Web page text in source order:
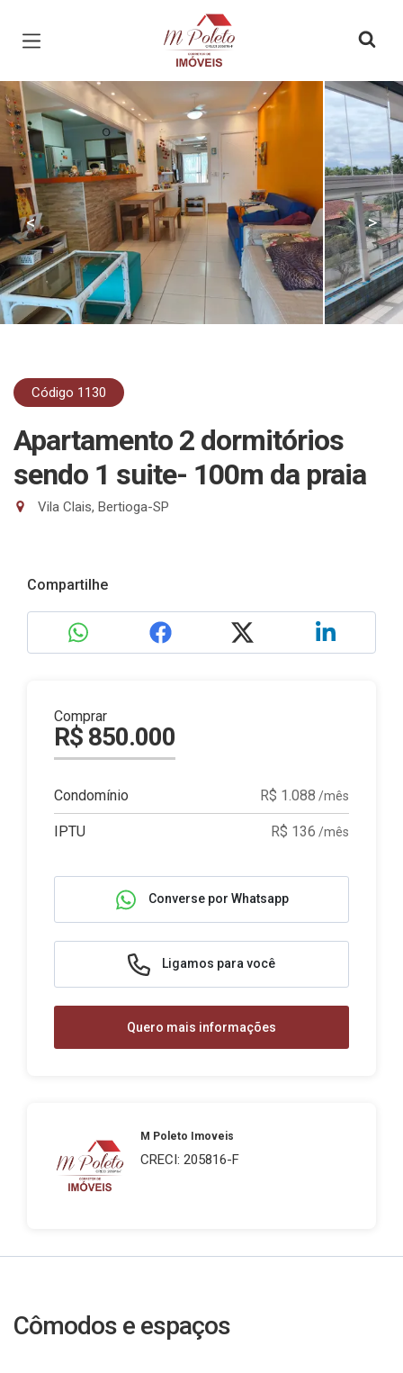
Página inicial
< >
Código 1130
Apartamento 2 dormitórios
sendo 1 suite- 100m da praia
Vila Clais, Bertioga-SP
Compartilhe
Comprar
R$ 850.000
Condomínio R$ 1.088 /mês
IPTU R$ 136 /mês
Converse por Whatsapp
Ligamos para você
Quero mais informações
M Poleto Imoveis
CRECI: 205816-F
Cômodos e espaços